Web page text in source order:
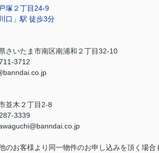
塚２丁目24-9
口」駅 徒歩3分
さいたま市南区南浦和２丁目32-10
3712
並木２丁目2-8
3339
のお客様より同一物件のお申し込みを頂く場合